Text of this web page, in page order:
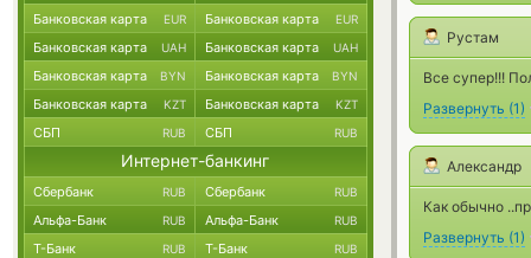
Рустам
Все супер!!!
Развернуть (1)
Александр
Как обычно
Развернуть (1)
Банковская карта EUR Банковская карта EUR
Банковская карта UAH Банковская карта UAH
Банковская карта BYN Банковская карта BYN
Банковская карта KZT Банковская карта KZT
СБП RUB СБП RUB
Интернет-банкинг
Сбербанк RUB Сбербанк RUB
Альфа-Банк RUB Альфа-Банк RUB
Т-Банк RUB Т-Банк RUB